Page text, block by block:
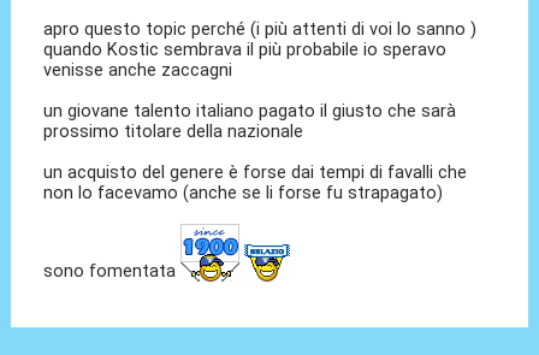
apro questo topic perché (i più attenti di voi lo sanno )
quando Kostic sembrava il più probabile io speravo
venisse anche zaccagni
un giovane talento italiano pagato il giusto che sarà
prossimo titolare della nazionale
un acquisto del genere è forse dai tempi di favalli che
non lo facevamo (anche se li forse fu strapagato)
sono fomentata